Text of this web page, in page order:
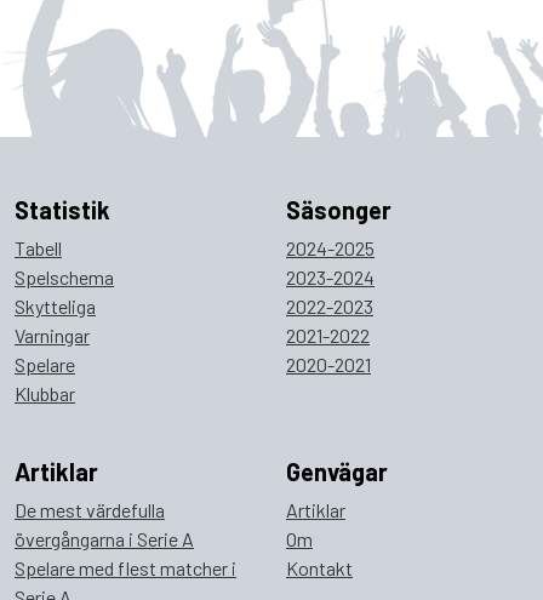
Statistik
Tabell
Spelschema
Skytteliga
Varningar
Spelare
Klubbar
Säsonger
2024-2025
2023-2024
2022-2023
2021-2022
2020-2021
Artiklar
De mest värdefulla
övergångarna i Serie A
Spelare med flest matcher i
Genvägar
Artiklar
Om
Kontakt